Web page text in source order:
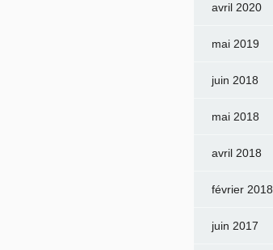
avril 2020
mai 2019
juin 2018
mai 2018
avril 2018
février 2018
juin 2017